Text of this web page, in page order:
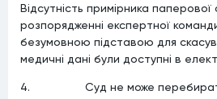
Відсутність примірника
розпорядженні експертної
безумовною підставою для
медичні дані були доступні в
4. Суд не може перебирати